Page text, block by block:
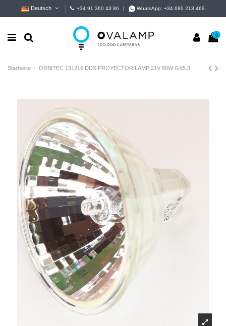
Deutsch +34 91 360 43 86 WhatsApp:+34 680 213 469
0
Startseite ORBITEC 131216 DDS PROYECTOR LAMP 21V 80W GX5.3